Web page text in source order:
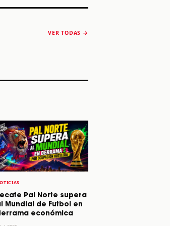
VER TODAS →
Pal Norte supera
Mundial de Futbol en
económica